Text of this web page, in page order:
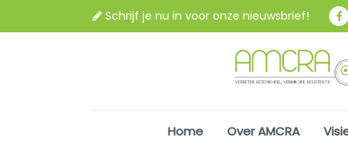
Schrijf je nu in voor onze nieuwsbrief!
Home Over AMCRA